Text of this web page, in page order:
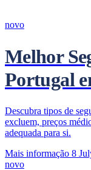
novo
Melhor
Portugal
Descubra tipos de
excluem, preços
adequada para si.
Mais informação 8
novo